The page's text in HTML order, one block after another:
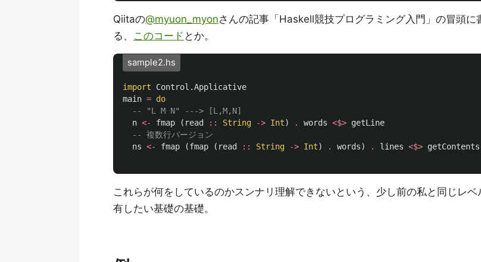
Qiitaの@myuon_myonさんの記事「Haskell競技プログラミング入門」の冒頭に
る、 このコード とか。
sample2.hs
import
Control.Applicative
main = do
-- "L M N" ---> [L,M,N]
n <- fmap ( read :: String -> Int) . words <$> getLine
-- 複数行バージョン
ns <- fmap (fmap ( read :: String -> Int) . words) . lines <$> getContents
これらが何をしているのかスンナリ理解できないという、少し前の私と同じレベ
有したい基礎の基礎。